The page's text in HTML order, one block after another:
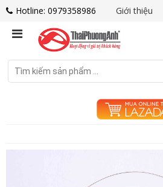
Hotline: 0979358986 Giới thiệu